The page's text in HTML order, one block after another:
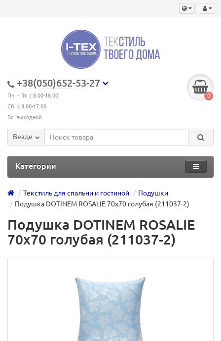
+38(050)652-53-27
Пн. - Пт. с 8.00-18.00
Сб. с 8.00-17.00
Вс. выходной
0
Везде
Категории
Текстиль для спальни и гостиной
Подушки
Подушка DOTINEM ROSALIE 70х70 голубая (211037-2)
Подушка DOTINEM ROSALIE
70х70 голубая (211037-2)